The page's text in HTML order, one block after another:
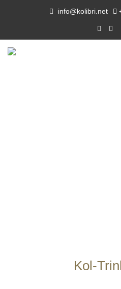
info@kolibri.net
Kol-